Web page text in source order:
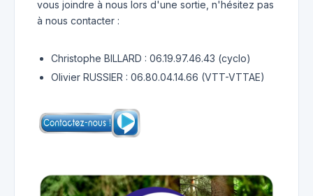
vous joindre à nous lors d'une sortie, n'hésitez pas
à nous contacter :
Christophe BILLARD : 06.19.97.46.43 (cyclo)
Olivier RUSSIER : 06.80.04.14.66 (VTT-VTTAE)